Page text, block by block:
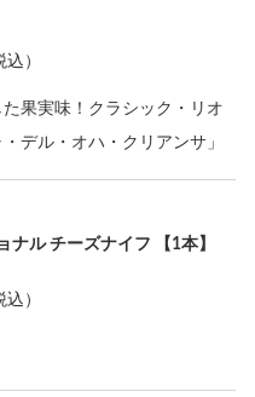
込）
果実味！クラシック・リオ
デル・オハ・クリアンサ」
ナル チーズナイフ 【1本】
込）